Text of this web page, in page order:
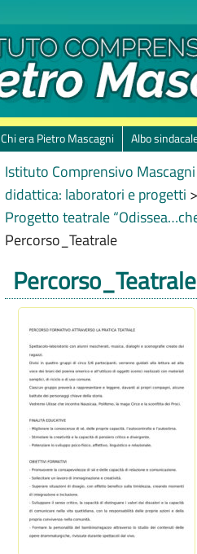
Chi era Pietro Mascagni Albo
Istituto Comprensivo
didattica: laboratori e progetti
Progetto teatrale
Percorso_Teatrale
Percorso_Teatrale